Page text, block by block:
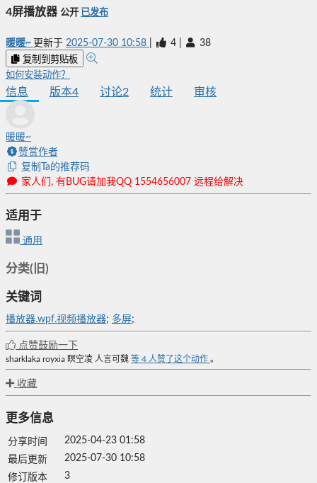
4屏播放器 公开 已发布
暖暖~ 更新于 2025-07-30 10:58 4 38
复制到剪贴板
如何安装动作？
信息 版本4 讨论2 统计 审核
暖暖~
赞赏作者
复制Ta的推荐码
家人们, 有BUG请加我QQ 1554656007 远程给解决
适用于
通用
分类(旧)
关键词
播放器.wpf.视频播放器; 多屏;
点赞鼓励一下
sharklaka royxia 瞑空凌 人言可魏 等 4 人赞了这个动作 。
收藏
更多信息
分享时间
2025-04-23 01:58
最后更新
2025-07-30 10:58
修订版本
3